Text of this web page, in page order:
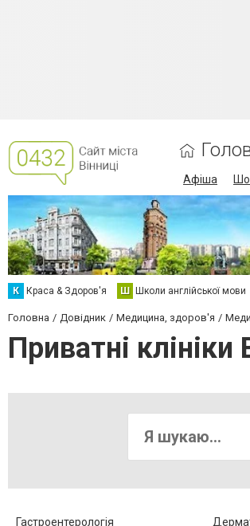
Афіша
К Краса & Здоров'я Ш Школи англійської мови
Головна Довідник Медицина, здоров'я
Приватні клініки
Гастроентерологія